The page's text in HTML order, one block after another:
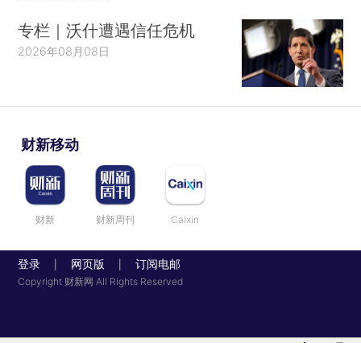
率这一指标衡量财政的可持续性具有误导性，这一
指标没有反映出如下事实：随着利率的下降，GDP
的现值将会上升，而债务成本则会下降。相反，我
外，在当前和预期的利率水平下，依据历史标准，
未来10年的名义和实际联邦债务偿付水平可能都比
较低，尤其是当我们考虑到美联储向财政部支付的
利息，以及联邦金融资产的利息收入时，债务偿付
水平会更低。此外，相对于GDP现值或预期税收收
入，当前的债务水平也处于较低水平而不是较高水
专栏｜沃什遭遇信任危机
2026年08月08日
财新移动
财新 财新周刊 Caixin
登录 网页版 订阅电邮
Copyright 财新网 All Rights Reserved